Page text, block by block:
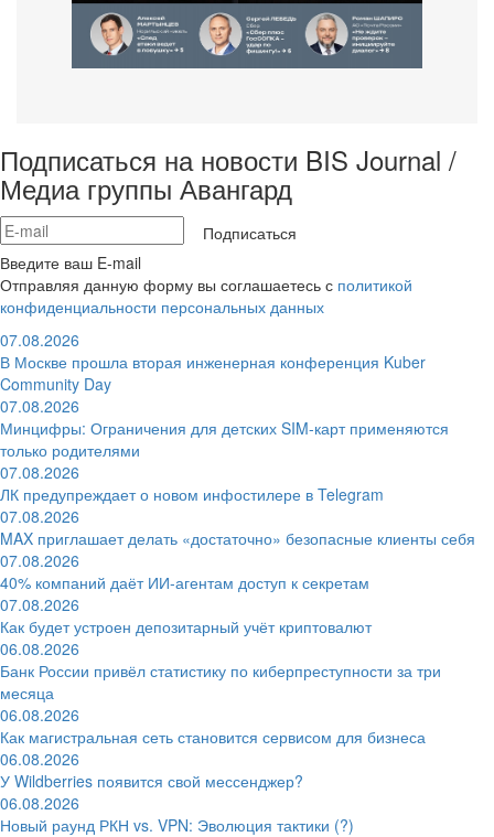
Подписаться на новости BIS Journal /
Медиа группы Авангард
Подписаться
Введите ваш E-mail
Отправляя данную форму вы соглашаетесь с политикой
конфиденциальности персональных данных
07.08.2026
В Москве прошла вторая инженерная конференция Kuber
Community Day
07.08.2026
Минцифры: Ограничения для детских SIM-карт применяются
только родителями
07.08.2026
ЛК предупреждает о новом инфостилере в Telegram
07.08.2026
MAX приглашает делать «достаточно» безопасные клиенты себя
07.08.2026
40% компаний даёт ИИ‑агентам доступ к секретам
07.08.2026
Как будет устроен депозитарный учёт криптовалют
06.08.2026
Банк России привёл статистику по киберпреступности за три
месяца
06.08.2026
Как магистральная сеть становится сервисом для бизнеса
06.08.2026
У Wildberries появится свой мессенджер?
06.08.2026
Новый раунд РКН vs. VPN: Эволюция тактики (?)